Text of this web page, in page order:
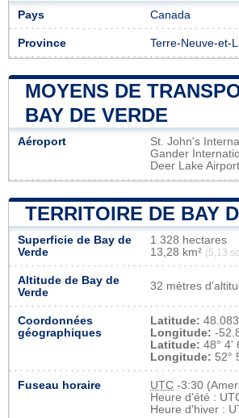
Pays Canada
Province Terre-Neuve-et-
MOYENS DE
BAY DE VERDE
Aéroport St. John's
Gander
Deer Lake Airport
TERRITOIRE DE BAY
Superficie de Bay de
Verde
1 328 hectares
13,28 km² (5,13
Altitude de Bay de
Verde
32 mètres
Coordonnées
géographiques
Latitude:
Longitude: -
Latitude: 48° 4'
Longitude: 52°
Fuseau horaire UTC -3:30
Heure d'été :
Heure d'hiver :